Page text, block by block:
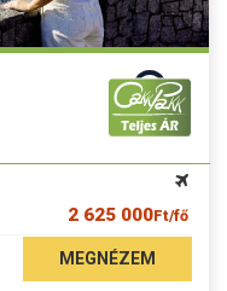
2 625 000Ft/fő
MEGNÉZEM